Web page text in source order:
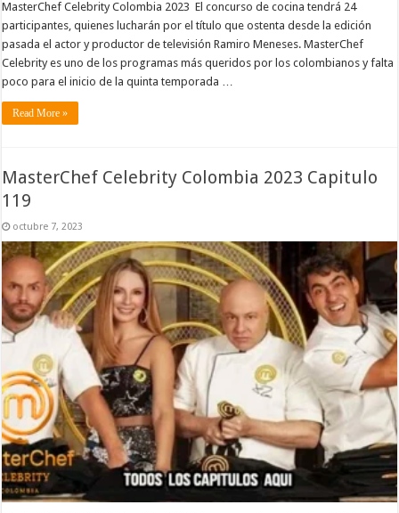
MasterChef Celebrity Colombia 2023 El concurso de cocina tendrá 24
participantes, quienes lucharán por el título que ostenta desde la edición
pasada el actor y productor de televisión Ramiro Meneses. MasterChef
Celebrity es uno de los programas más queridos por los colombianos y falta
poco para el inicio de la quinta temporada …
Read More »
MasterChef Celebrity Colombia 2023 Capitulo
119
octubre 7, 2023